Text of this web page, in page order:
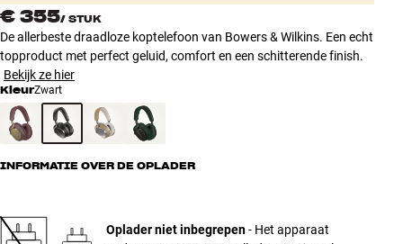
Bouw met geluid
€ 355/ STUK
De allerbeste draadloze koptelefoon van Bowers & Wilkins. Een echt
topproduct met perfect geluid, comfort en een schitterende finish.
Bekijk ze hier
KleurZwart
INFORMATIE OVER DE OPLADER
Oplader niet inbegrepen- Het apparaat